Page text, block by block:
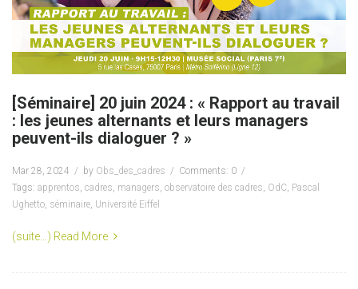
[Séminaire] 20 juin 2024 : « Rapport au travail
: les jeunes alternants et leurs managers
peuvent-ils dialoguer ? »
Mar 28, 2024 by Obs_des_cadres
Comments: 0
Tags: apprentos, cadres, managers, observatoire des cadres, OdC, Pascal
Ughetto, séminaire, Université Eiffel
(suite…) Read More